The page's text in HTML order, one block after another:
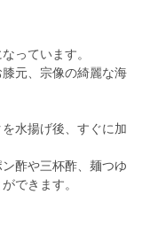
っています。
元、宗像の綺麗な海
水揚げ後、すぐに加
酢や三杯酢、麺つゆ
できます。